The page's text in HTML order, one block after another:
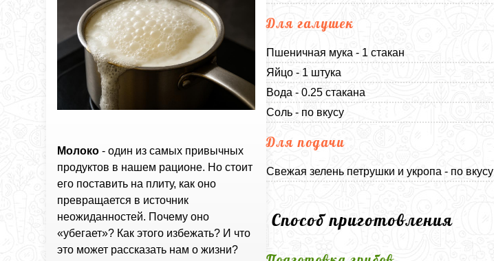
Молоко - один из самых привычных
продуктов в нашем рационе. Но стоит
его поставить на плиту, как оно
превращается в источник
неожиданностей. Почему оно
«убегает»? Как этого избежать? И что
это может рассказать нам о жизни?
Для галушек
Пшеничная мука - 1 стакан
Яйцо - 1 штука
Вода - 0.25 стакана
Соль - по вкусу
Для подачи
Свежая зелень петрушки и укропа - по вкусу
Способ приготовления